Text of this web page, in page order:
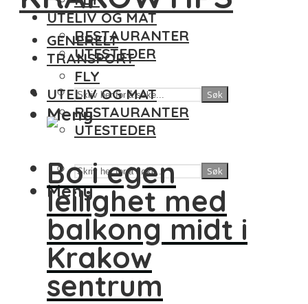
UTELIV OG MAT
RESTAURANTER
UTESTEDER
Søk
Meny
GENERELT
TRANSPORT
FLY
UTELIV OG MAT
RESTAURANTER
UTESTEDER
Søk
Meny
Bo i egen
leilighet med
balkong midt i
Krakow
sentrum